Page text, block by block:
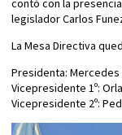
contó con la
legislador Carlos
La Mesa Directiva
Presidenta:
Vicepresidente 1º:
Vicepresidente 2º: